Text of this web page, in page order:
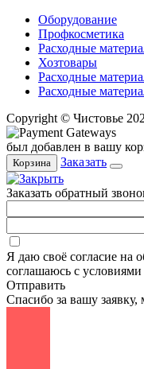
Оборудование
Профкосметика
Расходные
Хозтовары
Расходные
Расходные
Copyright © Чистовье
был добавлен в вашу
Корзина Заказать
Заказать обратный
Я даю своё согласие на
соглашаюсь с условиями
Отправить
Спасибо за вашу